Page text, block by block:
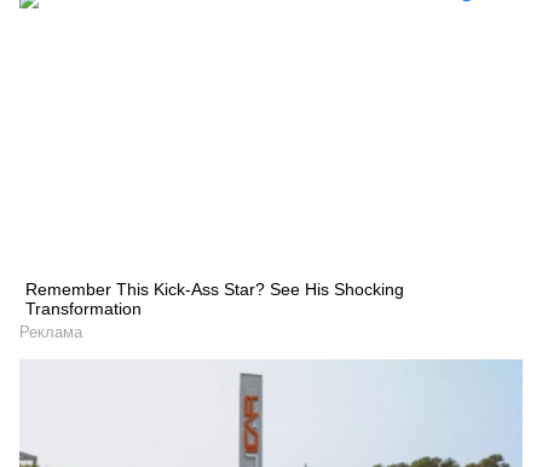
Remember This Kick-Ass Star? See His Shocking
Transformation
Реклама